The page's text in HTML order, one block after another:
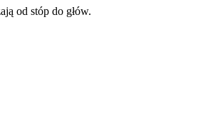
od stóp do głów.